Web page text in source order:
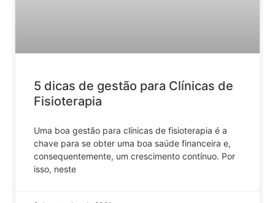
5 dicas de gestão para Clínicas de
Fisioterapia
Uma boa gestão para clínicas de fisioterapia é a
chave para se obter uma boa saúde financeira e,
consequentemente, um crescimento contínuo. Por
isso, neste